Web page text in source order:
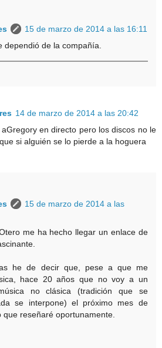
15 de marzo de 2014 a las 16:11
dependió de la compañía.
14 de marzo de 2014 a las 20:42
en directo pero los discos no le
si alguién se lo pierde a la hoguera
15 de marzo de 2014 a las
me ha hecho llegar un enlace de
he de decir que, pese a que me
hace 20 años que no voy a un
no clásica (tradición que se
se interpone) el próximo mes de
que reseñaré oportunamente.